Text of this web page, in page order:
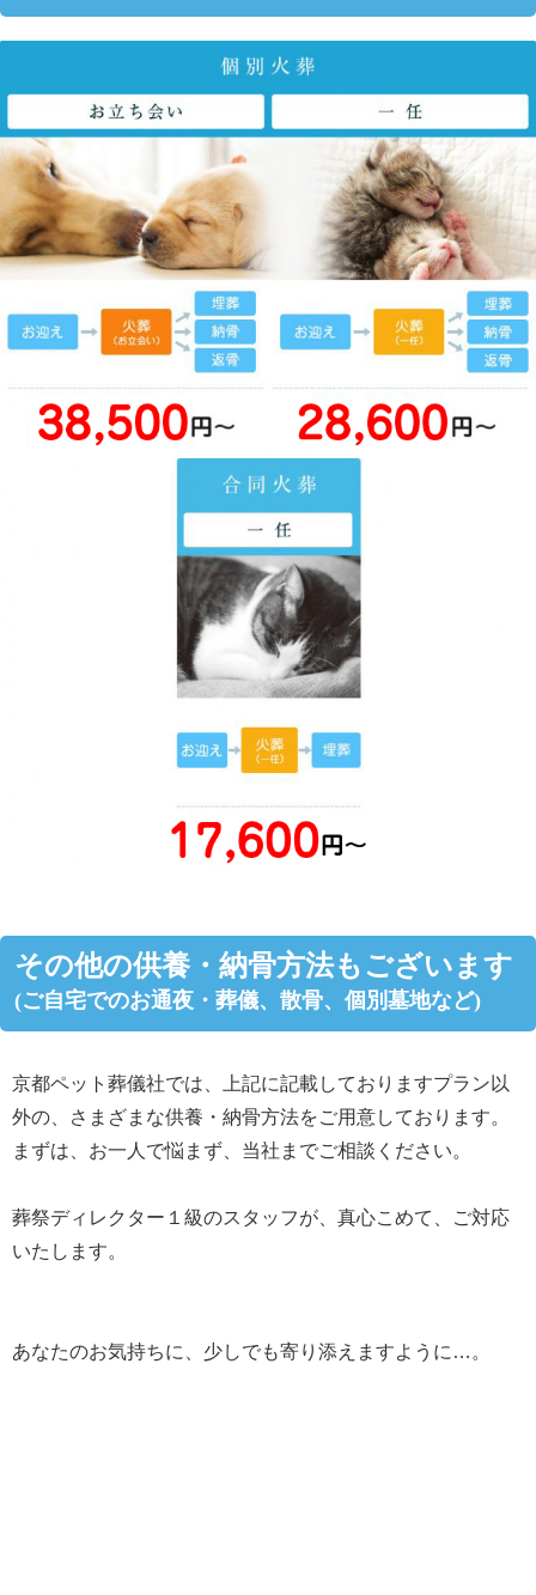
その他の供養・納骨方法もございます
(ご自宅でのお通夜・葬儀、散骨、個別墓地など)
京都ペット葬儀社では、上記に記載しておりますプラン以
外の、さまざまな供養・納骨方法をご用意しております。
まずは、お一人で悩まず、当社までご相談ください。
葬祭ディレクター１級のスタッフが、真心こめて、ご対応
いたします。
あなたのお気持ちに、少しでも寄り添えますように…。